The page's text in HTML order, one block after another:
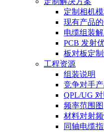
定制相机
现有产品
电缆组装
PCB 发射
板对板定
工程资源
组装说明
竞争对手
QPL/UG
频率范围图
材料对射
同轴电缆